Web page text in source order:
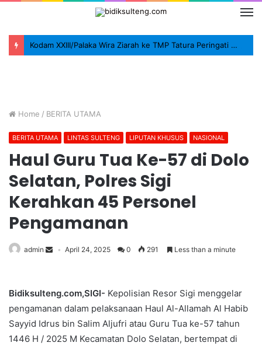
Kodam XXIII/Palaka Wira Ziarah ke TMP Tatura Peringati HUT ke-1
Home / BERITA UTAMA
BERITA UTAMA LINTAS SULTENG LIPUTAN KHUSUS NASIONAL
Haul Guru Tua Ke-57 di Dolo
Selatan, Polres Sigi
Kerahkan 45 Personel
Pengamanan
admin April 24, 2025 0 291 Less than a minute
Bidiksulteng.com,SIGI- Kepolisian Resor Sigi menggelar
pengamanan dalam pelaksanaan Haul Al-Allamah Al Habib
Sayyid Idrus bin Salim Aljufri atau Guru Tua ke-57 tahun
1446 H / 2025 M Kecamatan Dolo Selatan, bertempat di